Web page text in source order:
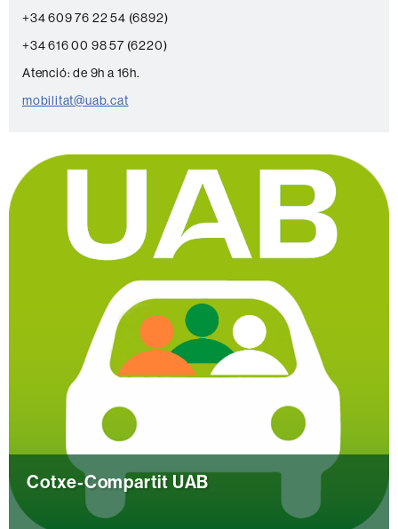
+34 609 76 22 54 (6892)
+34 616 00 98 57 (6220)
Atenció: de 9h a 16h.
mobilitat@uab.cat
Més
informació
UAB
Cotxe-Compartit UAB